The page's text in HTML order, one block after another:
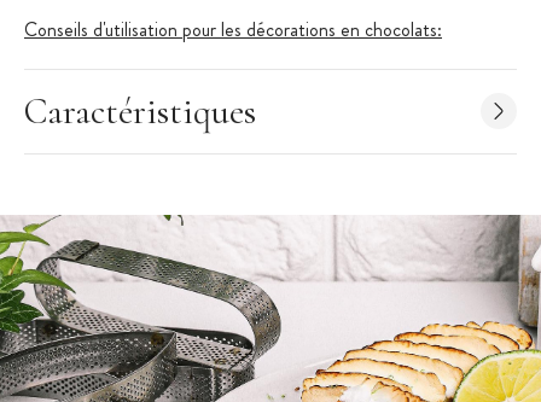
Conseils d'utilisation pour les décorations en chocolats:
Faites fondre le chocolat suivant les conseils d'utilisation
inscrits sur l'emballage.
Placez la feuille de transfert sur une plaque anti-adhésive
Laissez le chocolat prendre et découpez les formes
désirées avec un couteau à lame fine.
Placez au réfrigérateur une vingtaine de minutes.
Retournez la plaque et décollez doucement le film
protecteur des feuilles de transfert.
Les + produit:
Caractéristiques